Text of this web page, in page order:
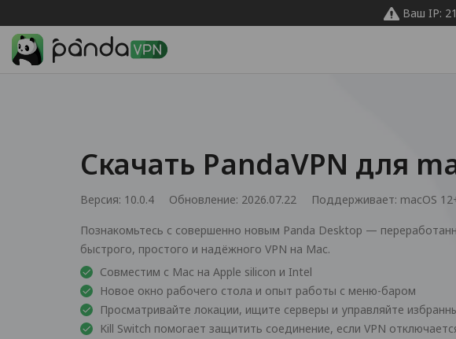
Ваш IP:
Скачать PandaVPN для
Версия: 10.0.4 Обновление: 2026.07.22 Поддерживает: macOS
Познакомьтесь с совершенно новым Panda Desktop —
быстрого, простого и надёжного VPN на Mac.
Совместим с Mac на Apple silicon и Intel
Новое окно рабочего стола и опыт работы с меню-баром
Просматривайте локации, ищите серверы и управляйте
Kill Switch помогает защитить соединение, если VPN